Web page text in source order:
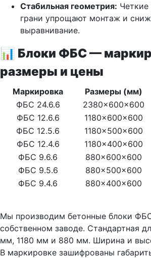
Стабильная геометрия:
грани упрощают монтаж и
выравнивание.
📊 Блоки ФБС —
размеры и цены
Маркировка Размеры (мм)
ФБС 24.6.6
2380x600x600
ФБС 12.6.6
1180x600x600
ФБС 12.5.6
1180x500x600
ФБС 12.4.6
1180x400x600
ФБС 9.6.6
880x600x600
ФБС 9.5.6
880x500x600
ФБС 9.4.6
880x400x600
Мы производим бетонные блоки
собственном заводе. Стандартная
мм, 1180 мм и 880 мм. Ширина и
В маркировке зашифрованы